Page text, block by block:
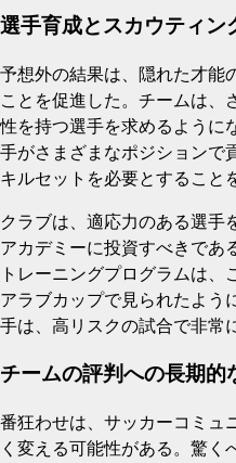
選手育成とスカウティン
予想外の結果は、隠れた才能
ことを促進した。チームは、
性を持つ選手を求めるように
手がさまざまなポジションで
キルセットを必要とすること
クラブは、適応力のある選手
アカデミーに投資すべきであ
トレーニングプログラムは、
アラブカップで見られたよう
手は、高リスクの試合で非常
チームの評判への長期的
番狂わせは、サッカーコミュ
く変える可能性がある。驚く